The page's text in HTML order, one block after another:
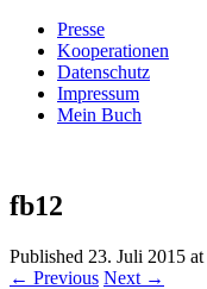
Presse
Kooperationen
Datenschutz
Impressum
Mein Buch
Villa König
fb12
Published 23. Juli 2015 at
← Previous Next →